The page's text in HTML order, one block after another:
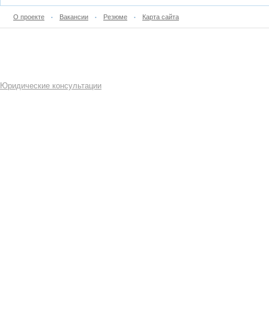
О проекте • Вакансии • Резюме • Карта сайта
Юридические консультации